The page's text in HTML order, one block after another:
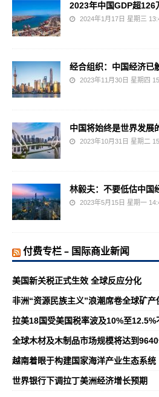
2023年中国GDP超126
2024年1月17日 星期三
经合组织：中国经济已
2023年11月30日 星期四
中国将始终是世界发展
2023年10月31日 星期二
林毅夫：不要低估中国
2023年5月15日 星期一
付费专栏 – 国际商业新闻
美国新关税正式生效 全球反应分化
非洲“资源民族主义”浪潮席卷全球矿产
拉美18国受美国税率波及10%至12.5%
全球木材及木制品市场规模将达到
越南着眼于构建国家海洋产业生态系统
世界银行下调拉丁美洲经济增长预期